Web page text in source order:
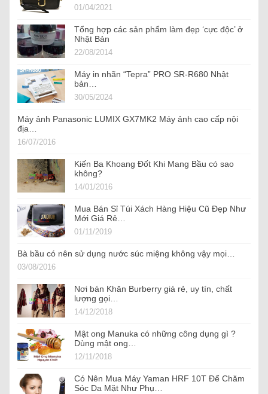
01/04/2021
Tổng hợp các sản phẩm làm đẹp ‘cực độc’ ở
Nhật Bản
22/08/2014
Máy in nhãn “Tepra” PRO SR-R680 Nhật
bản…
30/05/2024
Máy ảnh Panasonic LUMIX GX7MK2 Máy ảnh cao cấp nội
địa…
16/07/2016
Kiến Ba Khoang Đốt Khi Mang Bầu có sao
không?
14/01/2016
Mua Bán Sỉ Túi Xách Hàng Hiệu Cũ Đẹp Như
Mới Giá Rẻ…
01/11/2019
Bà bầu có nên sử dụng nước súc miệng không vậy mọi…
03/08/2016
Nơi bán Khăn Burberry giá rẻ, uy tín, chất
lượng gọi…
14/12/2018
Mật ong Manuka có những công dụng gì ?
Dùng mật ong…
12/11/2018
Có Nên Mua Máy Yaman HRF 10T Để Chăm
Sóc Da Mặt Như Phụ…